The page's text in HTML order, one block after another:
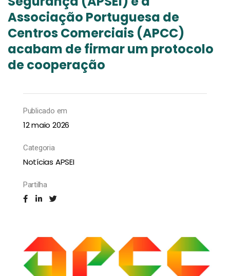
Associação Portuguesa de
Centros Comerciais (APCC)
acabam de firmar um protocolo
de cooperação
Publicado em
12 maio 2026
Categoria
Notícias APSEI
Partilha